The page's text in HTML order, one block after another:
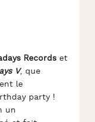
Records et
V, que
le
party !
un